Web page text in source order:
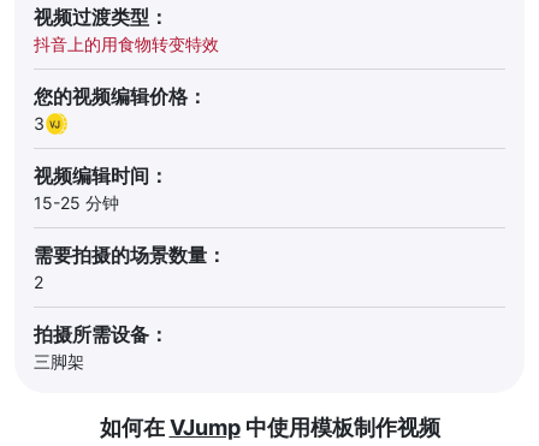
视频过渡类型：
抖音上的用食物转变特效
您的视频编辑价格：
3
视频编辑时间：
15-25 分钟
需要拍摄的场景数量：
2
拍摄所需设备：
三脚架
如何在VJump中使用模板制作视频